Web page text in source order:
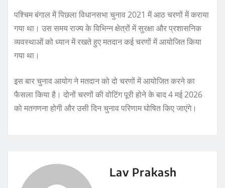
पश्चिम बंगाल में पिछला विधानसभा चुनाव 2021 में आठ चरणों में कराया
गया था। उस समय राज्य के विभिन्न क्षेत्रों में सुरक्षा और प्रशासनिक
व्यवस्थाओं को ध्यान में रखते हुए मतदान कई चरणों में आयोजित किया
गया था।
इस बार चुनाव आयोग ने मतदान को दो चरणों में आयोजित करने का
फैसला किया है। दोनों चरणों की वोटिंग पूरी होने के बाद 4 मई 2026
को मतगणना होगी और उसी दिन चुनाव परिणाम घोषित किए जाएंगे।
Lav Prakash